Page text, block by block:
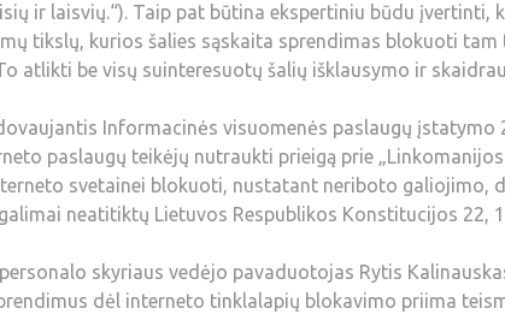
ir laisvių.“). Taip pat būtina ekspertiniu būdu
tikslų, kurios šalies sąskaita sprendimas blokuoti
atlikti be visų suinteresuotų šalių išklausymo ir
Informacinės visuomenės paslaugų
paslaugų teikėjų nutraukti prieigą prie
svetainei blokuoti, nustatant neriboto galiojimo,
neatitiktų Lietuvos Respublikos Konstitucijos 22,
skyriaus vedėjo pavaduotojas Rytis
dėl interneto tinklalapių blokavimo priima